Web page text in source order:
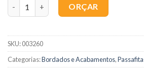
ORÇAR
SKU:003260
Categorias:Bordados e Acabamentos,